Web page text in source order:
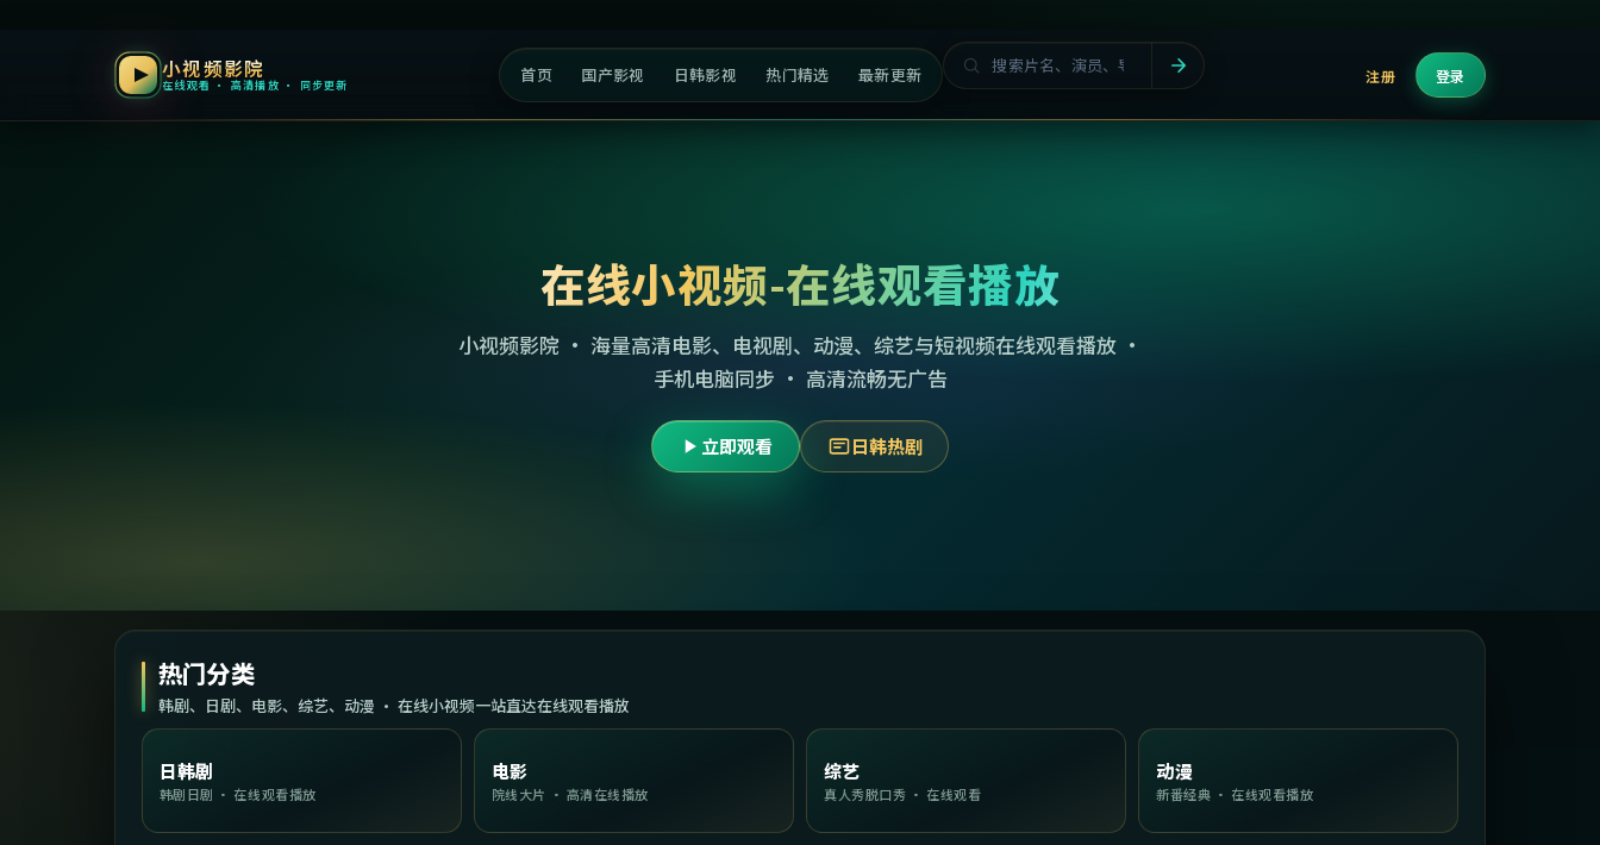
小视频影院
在线观看 · 高清播放 · 同步更新 首页 国产影视 日韩影视 热门精选 最新更新 注册 登录
在线小视频-在线观看播放
小视频影院 · 海量高清电影、电视剧、动漫、综艺与短视频在线观看播放 ·
手机电脑同步 · 高清流畅无广告
立即观看 日韩热剧
热门分类
韩剧、日剧、电影、综艺、动漫 · 在线小视频一站直达在线观看播放
日韩剧
韩剧日剧 · 在线观看播放
电影
院线大片 · 高清在线播放
综艺
真人秀脱口秀 · 在线观看
动漫
新番经典 · 在线观看播放